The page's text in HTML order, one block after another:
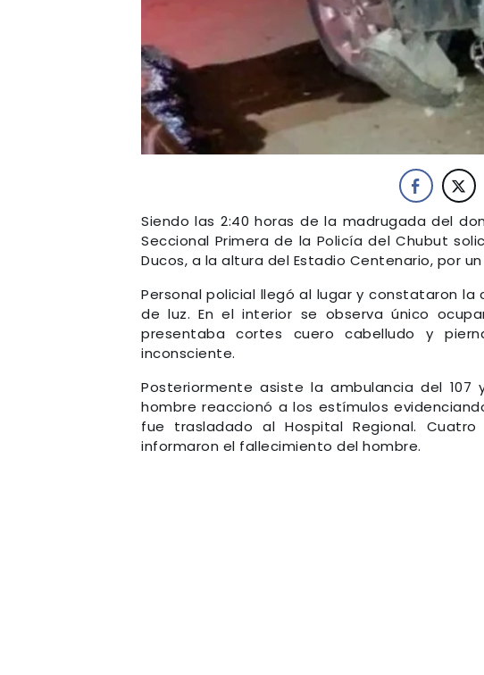
Siendo las 2:40 horas de la madrugada del
Seccional Primera de la Policía del Chubut
Ducos, a la altura del Estadio Centenario, por
Personal policial llegó al lugar y constataron
de luz. En el interior se observa único
presentaba cortes cuero cabelludo y
inconsciente.
Posteriormente asiste la ambulancia del
hombre reaccionó a los estímulos
fue trasladado al Hospital Regional.
informaron el fallecimiento del hombre.